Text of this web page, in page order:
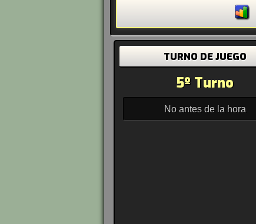
TURNO DE JUEGO
5º Turno
No antes de la hora